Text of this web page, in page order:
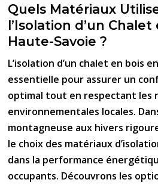
Quels Matériaux
l’Isolation d’un Chalet
Haute-Savoie ?
L’isolation d’un chalet en bois
essentielle pour assurer un
optimal tout en respectant les
environnementales locales.
montagneuse aux hivers
le choix des matériaux
dans la performance
occupants. Découvrons les